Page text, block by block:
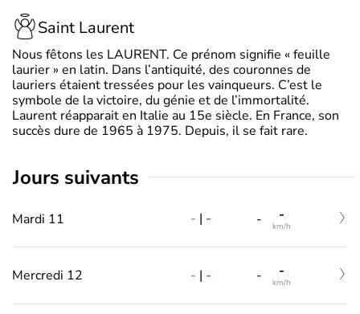
Saint Laurent
Nous fêtons les LAURENT. Ce prénom signifie « feuille
laurier » en latin. Dans l’antiquité, des couronnes de
lauriers étaient tressées pour les vainqueurs. C’est le
symbole de la victoire, du génie et de l’immortalité.
Laurent réapparait en Italie au 15e siècle. En France, son
succès dure de 1965 à 1975. Depuis, il se fait rare.
jours suivants
Mardi 11 - | - - -
km/h
Mercredi 12 - | - - -
km/h